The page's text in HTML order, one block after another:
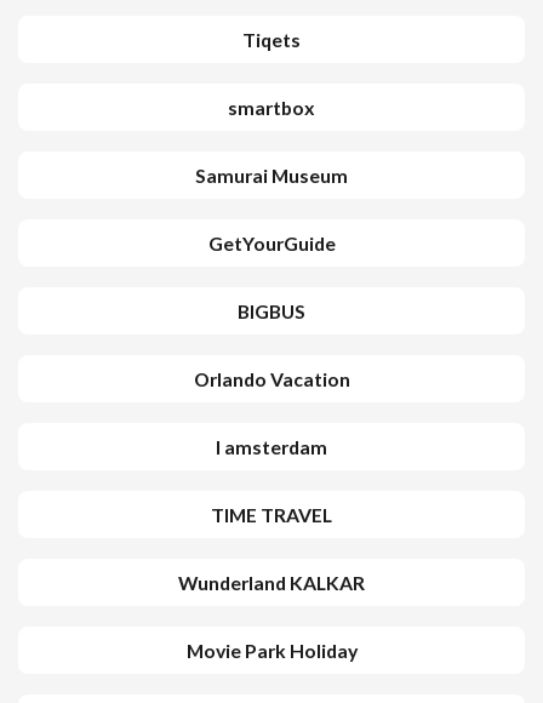
Tiqets
smartbox
Samurai Museum
GetYourGuide
BIGBUS
Orlando Vacation
I amsterdam
TIME TRAVEL
Wunderland KALKAR
Movie Park Holiday